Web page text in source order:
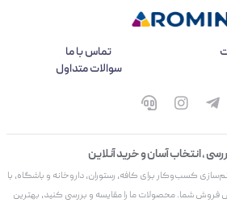
تماس با ما
سوالات متداول
، انتخاب آسان و خرید آنلاین
کسب‌وکار برای کافه، رستوران، داروخانه و باشگاه، با
شما. محصولات ما را مقایسه و بررسی کنید، بهترین